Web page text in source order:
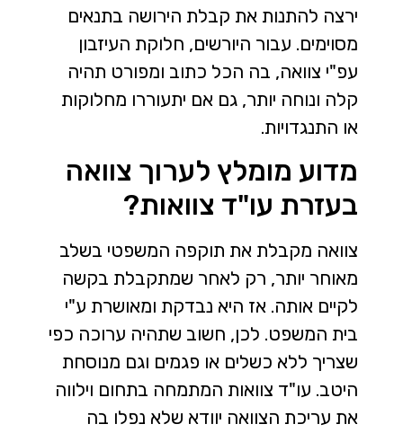
ירצה להתנות את קבלת הירושה בתנאים
מסוימים. עבור היורשים, חלוקת העיזבון
עפ"י צוואה, בה הכל כתוב ומפורט תהיה
קלה ונוחה יותר, גם אם יתעוררו מחלוקות
או התנגדויות.
מדוע מומלץ לערוך צוואה
בעזרת עו"ד צוואות?
צוואה מקבלת את תוקפה המשפטי בשלב
מאוחר יותר, רק לאחר שמתקבלת בקשה
לקיים אותה. אז היא נבדקת ומאושרת ע"י
בית המשפט. לכן, חשוב שתהיה ערוכה כפי
שצריך ללא כשלים או פגמים וגם מנוסחת
היטב. עו"ד צוואות המתמחה בתחום וילווה
את עריכת הצוואה יוודא שלא נפלו בה